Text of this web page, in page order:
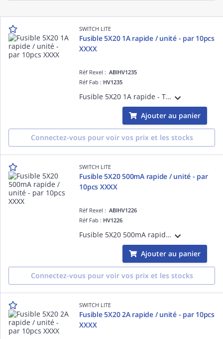
SWITCH LITE
Fusible 5X20 1A rapide / unité - par 10pcs
XXXX
Réf Rexel :ABIHV1235
Réf Fab : HV1235
Fusible 5X20 1A rapide - Tarifé à l'unité, vendu par colisage 10pcs
Ajouter au panier
Connectez-vous pour voir vos prix et les stocks
SWITCH LITE
Fusible 5X20 500mA rapide / unité - par
10pcs XXXX
Réf Rexel :ABIHV1226
Réf Fab : HV1226
Fusible 5X20 500mA rapide - Tarifé à l'unité, vendu par colisage 10pcs
Ajouter au panier
Connectez-vous pour voir vos prix et les stocks
SWITCH LITE
Fusible 5X20 2A rapide / unité - par 10pcs
XXXX